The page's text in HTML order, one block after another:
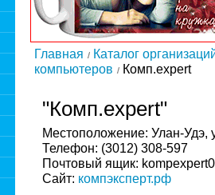
Главная
Каталог
компьютеров
Комп.expert
"Комп.expert"
Местоположение: Улан-Удэ,
Телефон: (3012) 308-597
Почтовый ящик:
Сайт: компэксперт.рф